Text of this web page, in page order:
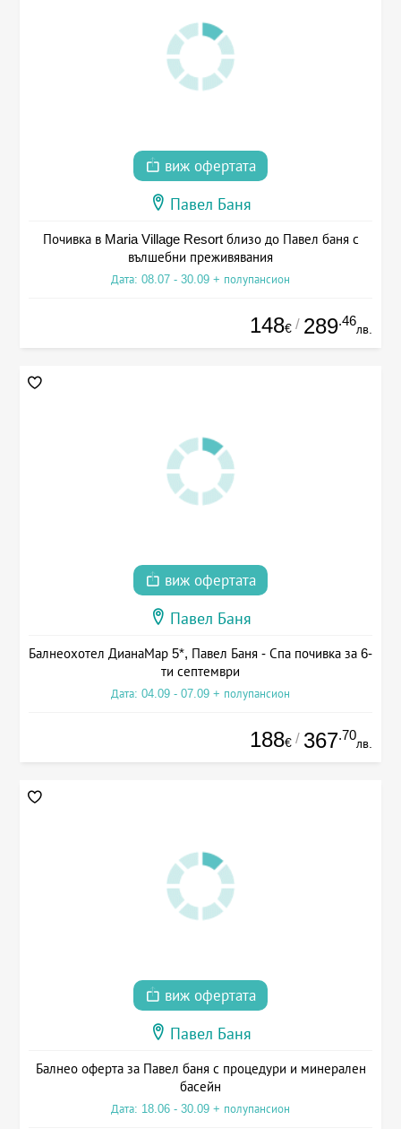
виж офертата
Павел Баня
Почивка в Maria Village Resort близо до Павел баня с
вълшебни преживявания
Дата: 08.07 - 30.09 + полупансион
148€ / 289.46
лв.
виж офертата
Павел Баня
Балнеохотел ДианаМар 5*, Павел Баня - Спа почивка за 6-
ти септември
Дата: 04.09 - 07.09 + полупансион
188€ / 367.70
лв.
виж офертата
Павел Баня
Балнео оферта за Павел баня с процедури и минерален
басейн
Дата: 18.06 - 30.09 + полупансион